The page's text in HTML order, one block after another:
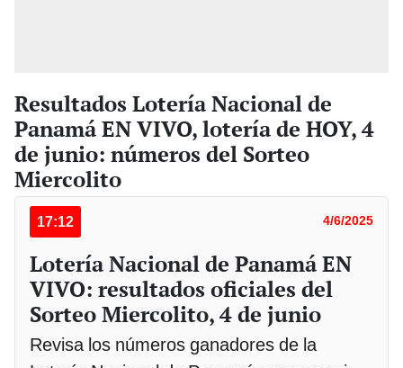
Resultados Lotería Nacional de
Panamá EN VIVO, lotería de HOY, 4
de junio: números del Sorteo
Miercolito
17:12 4/6/2025
Lotería Nacional de Panamá EN
VIVO: resultados oficiales del
Sorteo Miercolito, 4 de junio
Revisa los números ganadores de la